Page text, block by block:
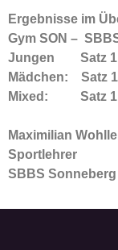
Ergebnisse im
Gym SON –
Jungen Satz
Mädchen: Satz
Mixed: Satz
Maximilian
Sportlehrer
SBBS Sonneberg